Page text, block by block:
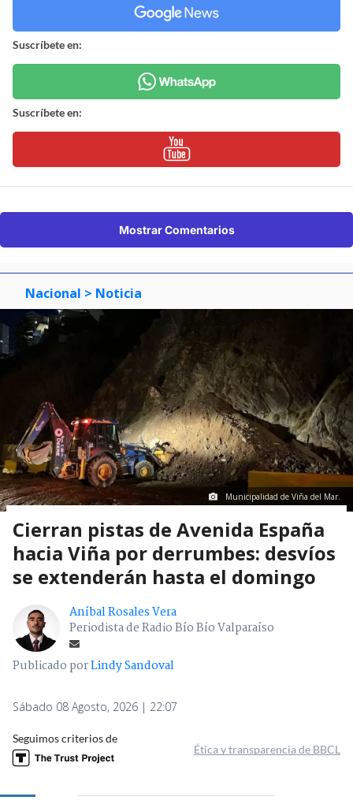
Suscríbete en:
Suscríbete en:
Mostrar Comentarios
Nacional > Noticia
Municipalidad de Viña del Mar.
Cierran pistas de Avenida España
hacia Viña por derrumbes: desvíos
se extenderán hasta el domingo
Aníbal Rosales Vera
Periodista de Radio Bío Bío Valparaíso
Publicado porLindy Sandoval
Sábado 08 Agosto, 2026 | 22:07
Seguimos criterios de
Ética y transparencia de BBCL